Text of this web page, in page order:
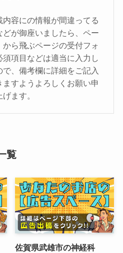
内容にの情報が間違ってる
が御座いましたら、ペー
ら飛ぶページの受付フォ
項目などは適当に入力し
、備考欄に詳細をご記入
すようよろしくお願い申
げます。
覧
佐賀県武雄市の神経科